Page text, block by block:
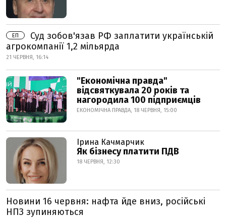
ЕП
Суд зобов'язав РФ заплатити українській
агрокомпанії 1,2 мільярда
21 ЧЕРВНЯ, 16:14
"Економічна правда"
відсвяткувала 20 років та
нагородила 100 підприємців
ЕКОНОМІЧНА ПРАВДА, 18 ЧЕРВНЯ, 15:00
Ірина Качмарчик
Як бізнесу платити ПДВ
18 ЧЕРВНЯ, 12:30
Новини 16 червня: нафта йде вниз, російські
НПЗ зупиняються